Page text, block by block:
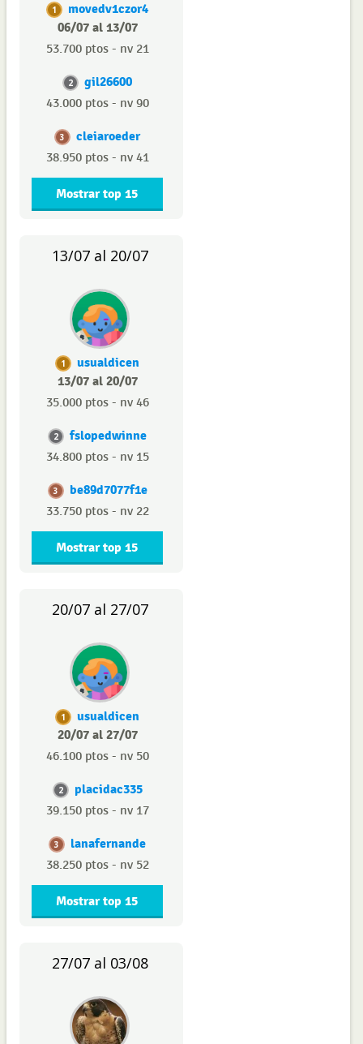
1
movedv1czor4
06/07 al 13/07
53.700 ptos - nv 21
2 gil26600
43.000 ptos - nv 90
3 cleiaroeder
38.950 ptos - nv 41
Mostrar top 15
13/07 al 20/07
1
usualdicen
13/07 al 20/07
35.000 ptos - nv 46
2 fslopedwinne
34.800 ptos - nv 15
3 be89d7077f1e
33.750 ptos - nv 22
Mostrar top 15
20/07 al 27/07
1
usualdicen
20/07 al 27/07
46.100 ptos - nv 50
2 placidac335
39.150 ptos - nv 17
3 lanafernande
38.250 ptos - nv 52
Mostrar top 15
27/07 al 03/08